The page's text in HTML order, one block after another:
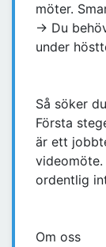
möter.
→ Du
under
Så söker
Första
är ett
ordentlig
Om oss